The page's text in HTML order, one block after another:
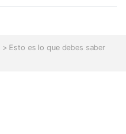
> Esto es lo que debes saber